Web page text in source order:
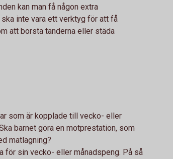
kan man få någon extra
inte vara ett verktyg för att få
att borsta tänderna eller städa
som är kopplade till vecko- eller
barnet göra en motprestation, som
matlagning?
för sin vecko- eller månadspeng. På så